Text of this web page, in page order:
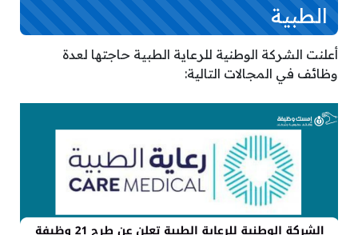
الطبية
أعلنت الشركة الوطنية للرعاية الطبية حاجتها لعدة
وظائف في المجالات التالية: